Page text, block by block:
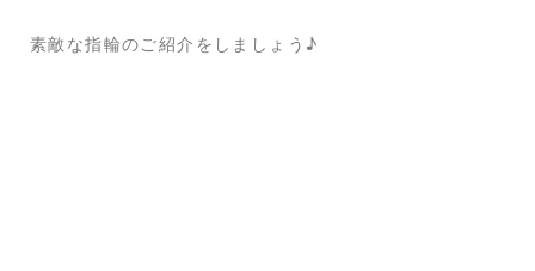
素敵な指輪のご紹介をしましょう♪